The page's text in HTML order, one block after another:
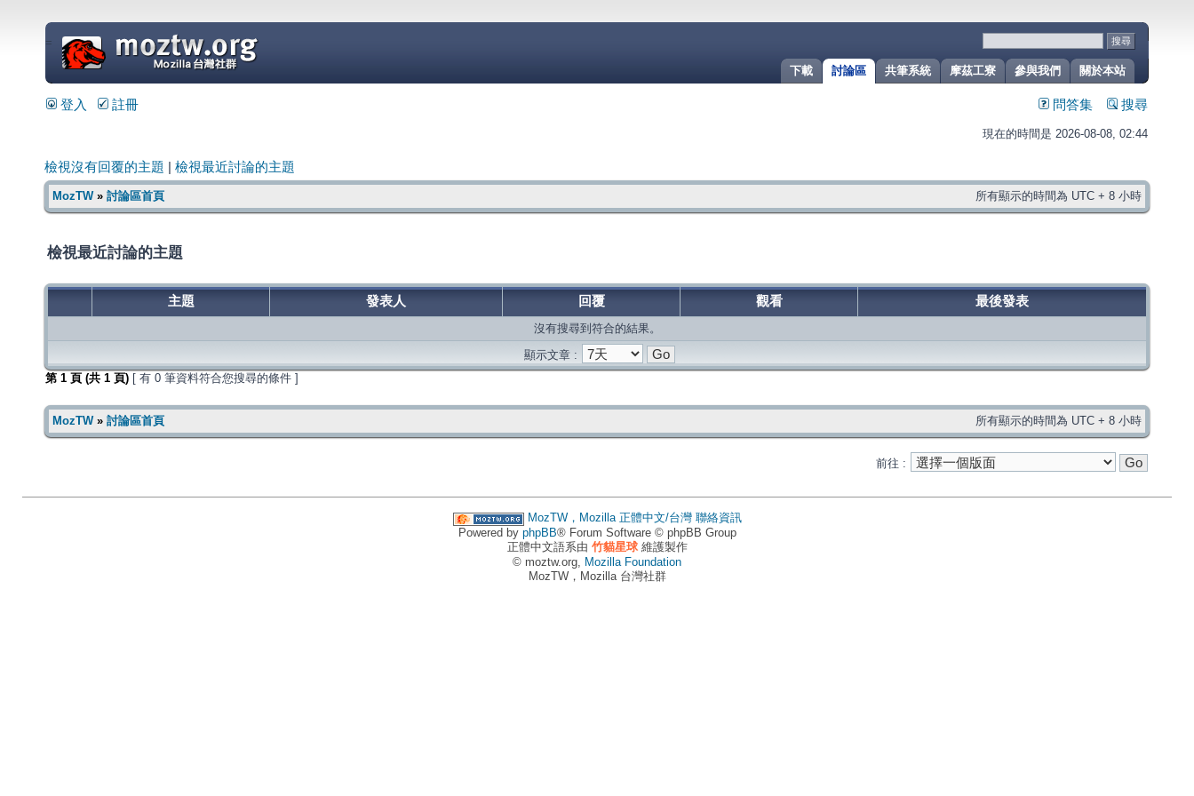
關於本站
參與我們
摩茲工寮
共筆系統
討論區
下載
=
登入 註冊 問答集 搜尋
現在的時間是 2026-08-08, 02:44
檢視沒有回覆的主題 檢視最近討論的主題
MozTW» 討論區首頁 所有顯示的時間為 UTC + 8 小時
檢視最近討論的主題
主題 發表人 回覆 觀看 最後發表
沒有搜尋到符合的結果。
顯示文章 :
第 1 頁 (共 1 頁) [ 有 0 筆資料符合您搜尋的條件 ]
MozTW» 討論區首頁 所有顯示的時間為 UTC + 8 小時
前往 :
MozTW，Mozilla 正體中文/台灣 聯絡資訊
Powered by phpBB® Forum Software © phpBB Group
正體中文語系由 竹貓星球維護製作
© moztw.org, Mozilla Foundation
MozTW，Mozilla 台灣社群